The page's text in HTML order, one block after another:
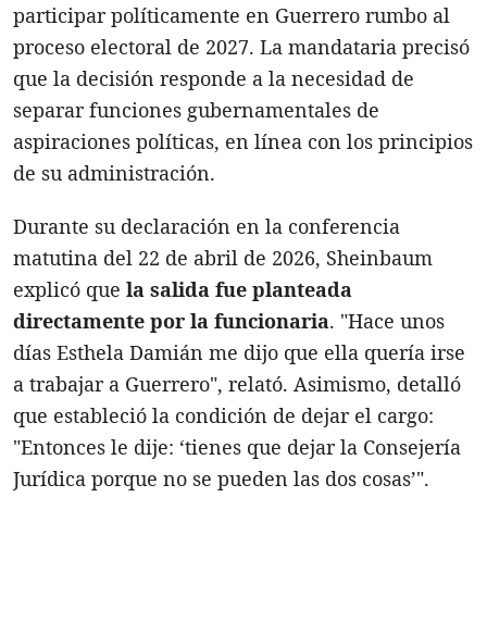
participar políticamente en Guerrero rumbo al
proceso electoral de 2027. La mandataria precisó
que la decisión responde a la necesidad de
separar funciones gubernamentales de
aspiraciones políticas, en línea con los principios
de su administración.
Durante su declaración en la conferencia
matutina del 22 de abril de 2026, Sheinbaum
explicó que la salida fue planteada
directamente por la funcionaria. "Hace unos
días Esthela Damián me dijo que ella quería irse
a trabajar a Guerrero", relató. Asimismo, detalló
que estableció la condición de dejar el cargo:
"Entonces le dije: ‘tienes que dejar la Consejería
Jurídica porque no se pueden las dos cosas’".